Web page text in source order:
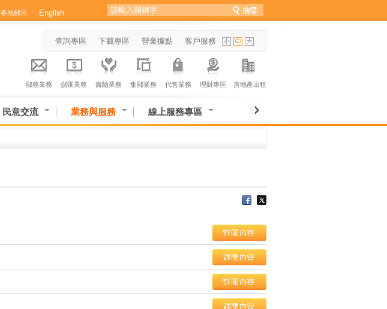
各地郵局 English
查詢專區 下載專區 營業據點 客戶服務
郵務業務 儲匯業務 壽險業務 集郵業務 代售業務 理財專區 房地產出租
民意交流 業務與服務 線上服務專區